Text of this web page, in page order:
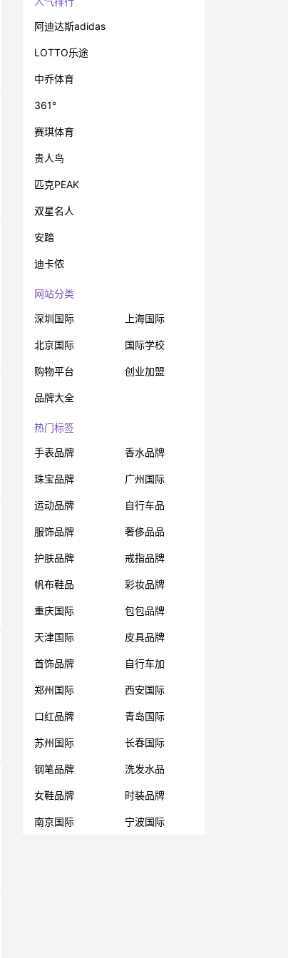
阿迪达斯adidas
LOTTO乐途
中乔体育
361°
赛琪体育
贵人鸟
匹克PEAK
双星名人
安踏
迪卡侬
网站分类
深圳国际 上海国际
北京国际 国际学校
购物平台 创业加盟
品牌大全
热门标签
手表品牌 香水品牌
珠宝品牌 广州国际
运动品牌 自行车品
服饰品牌 奢侈品品
护肤品牌 戒指品牌
帆布鞋品 彩妆品牌
重庆国际 包包品牌
天津国际 皮具品牌
首饰品牌 自行车加
郑州国际 西安国际
口红品牌 青岛国际
苏州国际 长春国际
钢笔品牌 洗发水品
女鞋品牌 时装品牌
南京国际 宁波国际